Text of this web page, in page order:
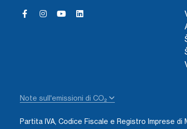
Note sull'emissioni di CO₂
Partita IVA, Codice Fiscale e Registro Imprese